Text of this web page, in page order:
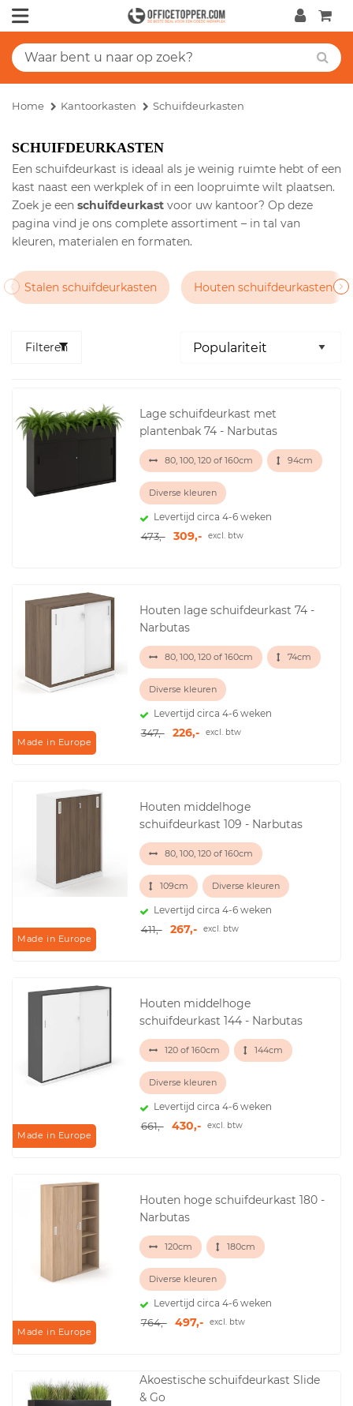
Home Kantoorkasten Schuifdeurkasten
SCHUIFDEURKASTEN
Een schuifdeurkast is ideaal als je weinig ruimte hebt of een
kast naast een werkplek of in een loopruimte wilt plaatsen.
Zoek je een schuifdeurkast voor uw kantoor? Op deze
pagina vind je ons complete assortiment – in tal van
kleuren, materialen en formaten.
Stalen schuifdeurkasten Houten schuifdeurkasten
Filteren
Lage schuifdeurkast met
plantenbak 74 - Narbutas
80, 100, 120 of 160cm 94cm
Diverse kleuren
Levertijd circa 4-6 weken
473,- 309,- excl. btw
Made in Europe
Houten lage schuifdeurkast 74 -
Narbutas
80, 100, 120 of 160cm 74cm
Diverse kleuren
Levertijd circa 4-6 weken
347,- 226,- excl. btw
Made in Europe
Houten middelhoge
schuifdeurkast 109 - Narbutas
80, 100, 120 of 160cm
109cm Diverse kleuren
Levertijd circa 4-6 weken
411,- 267,- excl. btw
Made in Europe
Houten middelhoge
schuifdeurkast 144 - Narbutas
120 of 160cm 144cm
Diverse kleuren
Levertijd circa 4-6 weken
661,- 430,- excl. btw
Made in Europe
Houten hoge schuifdeurkast 180 -
Narbutas
120cm 180cm
Diverse kleuren
Levertijd circa 4-6 weken
764,- 497,- excl. btw
Akoestische schuifdeurkast Slide
& Go